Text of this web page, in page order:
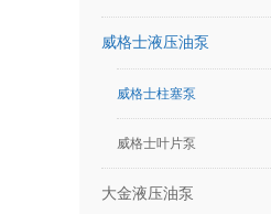
威格士液压油泵
威格士柱塞泵
威格士叶片泵
大金液压油泵